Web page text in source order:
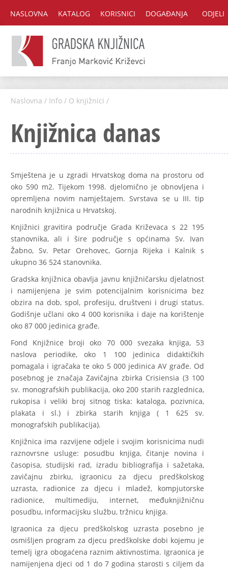
NASLOVNA KATALOG KORISNICI DOGAĐANJA ODJELI
Naslovna / Info / O knjižnici /
Knjižnica danas
Smještena je u zgradi Hrvatskog doma na prostoru od
oko 590 m2. Tijekom 1998. djelomično je obnovljena i
opremljena novim namještajem. Svrstava se u III. tip
narodnih knjižnica u Hrvatskoj.
Knjižnici gravitira područje Grada Križevaca s 22 195
stanovnika, ali i šire područje s općinama Sv. Ivan
Žabno, Sv. Petar Orehovec, Gornja Rijeka i Kalnik s
ukupno 36 524 stanovnika.
Gradska knjižnica obavlja javnu knjižničarsku djelatnost
i namijenjena je svim potencijalnim korisnicima bez
obzira na dob, spol, profesiju, društveni i drugi status.
Godišnje učlani oko 4 000 korisnika i daje na korištenje
oko 87 000 jedinica građe.
Fond Knjižnice broji oko 70 000 svezaka knjiga, 53
naslova periodike, oko 1 100 jedinica didaktičkih
pomagala i igračaka te oko 5 000 jedinica AV građe. Od
posebnog je značaja Zavičajna zbirka Crisiensia (3 100
sv. monografskih publikacija, oko 200 starih razglednica,
rukopisa i veliki broj sitnog tiska: kataloga, pozivnica,
plakata i sl.) i zbirka starih knjiga ( 1 625 sv.
monografskih publikacija).
Knjižnica ima razvijene odjele i svojim korisnicima nudi
raznovrsne usluge: posudbu knjiga, čitanje novina i
časopisa, studijski rad, izradu bibliografija i sažetaka,
zavičajnu zbirku, igraonicu za djecu predškolskog
uzrasta, radionice za djecu i mladež, kompjutorske
radionice, multimediju, internet, međuknjižničnu
posudbu, informacijsku službu, tržnicu knjiga.
Igraonica za djecu predškolskog uzrasta posebno je
osmišljen program za djecu predškolske dobi kojemu je
temelj igra obogaćena raznim aktivnostima. Igraonica je
namijenjena djeci od 1 do 7 godina starosti s ciljem da